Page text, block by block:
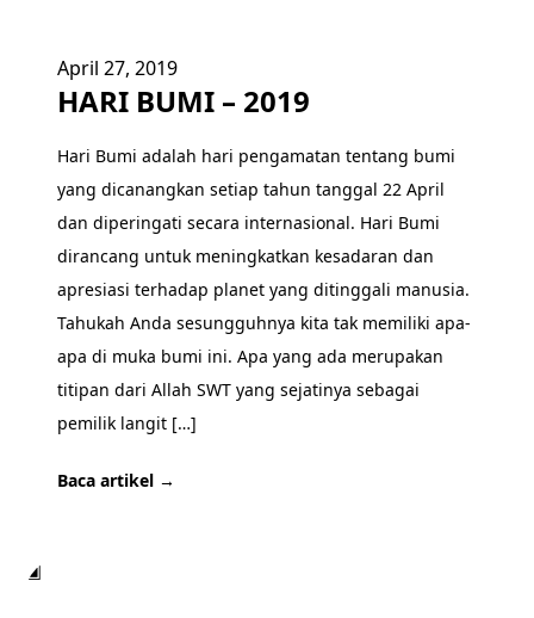
April 27, 2019
HARI BUMI – 2019
Hari Bumi adalah hari pengamatan tentang bumi
yang dicanangkan setiap tahun tanggal 22 April
dan diperingati secara internasional. Hari Bumi
dirancang untuk meningkatkan kesadaran dan
apresiasi terhadap planet yang ditinggali manusia.
Tahukah Anda sesungguhnya kita tak memiliki apa-
apa di muka bumi ini. Apa yang ada merupakan
titipan dari Allah SWT yang sejatinya sebagai
pemilik langit […]
Baca artikel →
▣